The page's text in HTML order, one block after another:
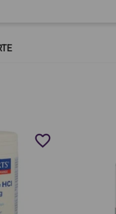
favorite_border